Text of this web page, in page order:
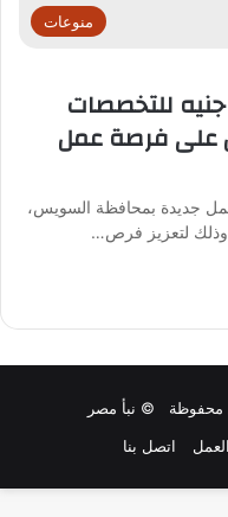
منوعات
براتب 25 ألف جنيه للتخصصات
على فرصة عمل
عن توفير 63 فرصة عمل جديدة بمحافظة السويس،
وذلك لتعزيز فرص…
اتصل بنا